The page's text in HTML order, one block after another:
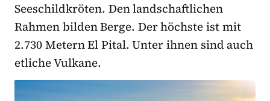
Seeschildkröten. Den landschaftlichen
Rahmen bilden Berge. Der höchste ist mit
2.730 Metern El Pital. Unter ihnen sind auch
etliche Vulkane.